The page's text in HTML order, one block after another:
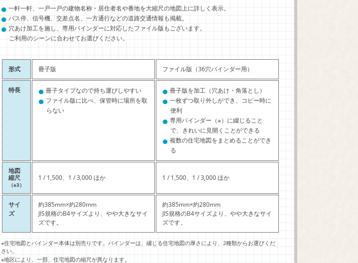
● 一軒一軒、一戸一戸の建物名称・居住者名や番地を大縮尺の地図上に詳しく表示。
● バス停、信号機、交差点名、一方通行などの道路交通情報も掲載。
● 穴あけ加工を施し、専用バインダーに対応したファイル版もございます。
ご利用のシーンに合わせてお選びください。
形式 冊子版 ファイル版（36穴バインダー用）
特長 ● 冊子タイプなので持ち運びしやすい
● ファイル版に比べ、保管時に場所を取
らない
● 冊子版を加工（穴あけ・角落とし）
● 一枚ずつ取り外しができ、コピー時に
便利
● 専用バインダー（※）に綴じること
で、きれいに見開くことができる
● 複数の住宅地図をまとめることができ
る
地図
縮尺
（※3）
1 / 1,500、1 / 3,000 ほか 1 / 1,500、1 / 3,000 ほか
サイ
ズ
約385mm×約280mm
JIS規格のB4サイズより、やや大きなサイ
ズです。
約385mm×約280mm
JIS規格のB4サイズより、やや大きなサイ
ズです。
※住宅地図とバインダー本体は別売りです。バインダーは、綴じる住宅地図の厚さにより、2種類からお選びくだ
さい。
※地区により、一部、住宅地図の縮尺が異なります。